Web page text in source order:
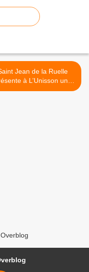
Jean de la Ruelle
à L’Unisson une
culturelle 2026-2027